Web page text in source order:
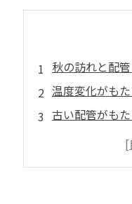
秋の訪れと配
温度変化がも
古い配管がも
効率的な秋の